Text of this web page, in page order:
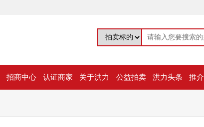
招商中心 认证商家 关于洪力 公益拍卖 洪力头条 推